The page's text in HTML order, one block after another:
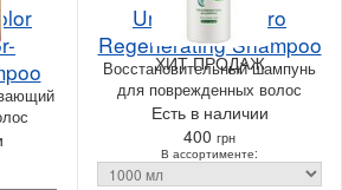
ХИТ ПРОДАЖ
Unic Salone Pro
Regenerating Shampoo
Восстановительный шампунь
для поврежденных волос
Есть в наличии
400 грн
В ассортименте: